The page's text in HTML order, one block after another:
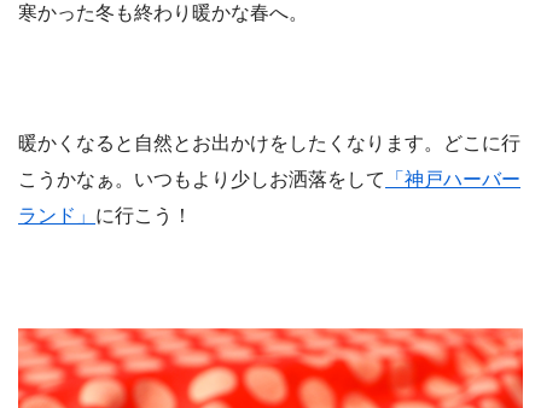
寒かった冬も終わり暖かな春へ。
暖かくなると自然とお出かけをしたくなります。どこに行
こうかなぁ。いつもより少しお洒落をして
「神戸ハーバー
ランド」 に行こう！